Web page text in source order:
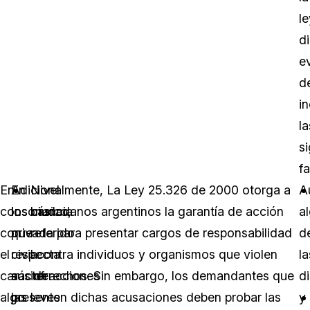
En
consonancia
con
el
carácter
algo
En
lo
que
respecta
a
las
Nivel
básico,
referido
a
infracciones
leves
Adicionalmente, La Ley 25.326 de 2000 otorga a
los ciudadanos argentinos la garantía de acción
privada para presentar cargos de responsabilidad
civil contra individuos y organismos que violen
sus derechos. Sin embargo, los demandantes que
presenten dichas acusaciones deben probar las
y